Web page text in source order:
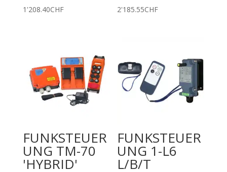
1'208.40CHF 2'185.55CHF
FUNKSTEUER
UNG TM-70
'HYBRID'
FUNKSTEUER
UNG 1-L6
L/B/T